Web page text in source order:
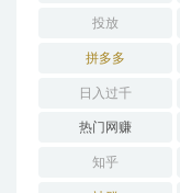
投放
拼多多
日入过千
热门网赚
知乎